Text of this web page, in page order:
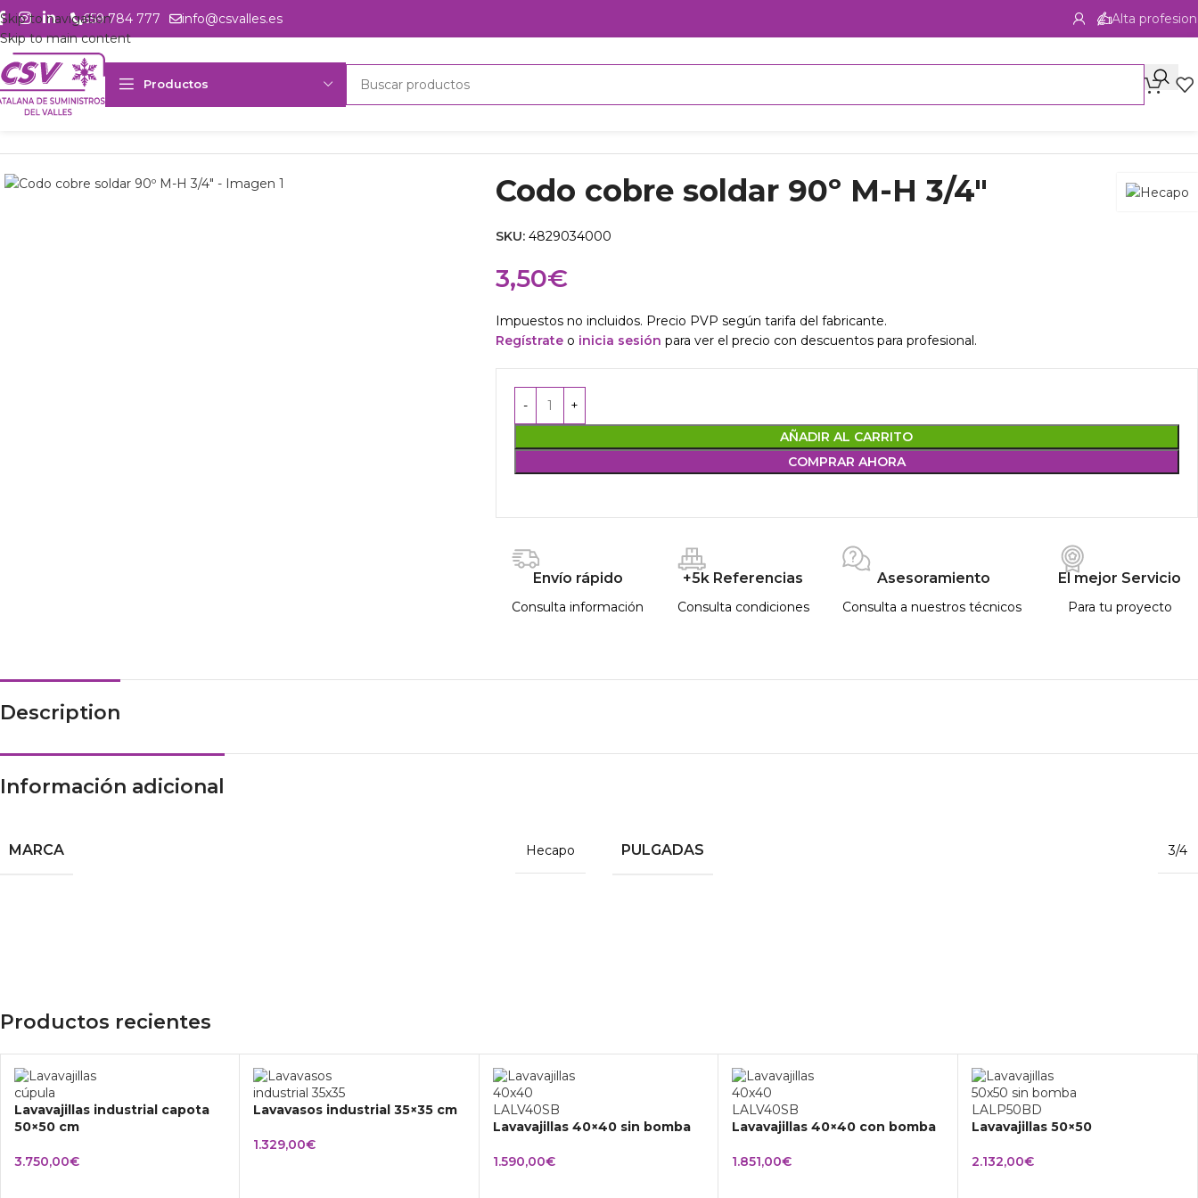
Skip to navigation
Skip to main content
659 784 777 info@csvalles.es Alta
Productos
Inicio Productos
Codo cobre soldar 90º M-H 3/4″
SKU: 4829034000
3,50€
Impuestos no incluidos. Precio PVP según tarifa del fabricante.
Regístrateo inicia sesión para ver el precio con descuentos para profesional.
AÑADIR AL CARRITO
COMPRAR AHORA
Envío rápido
Consulta información
+5k Referencias
Consulta condiciones
Asesoramiento
Consulta a nuestros técnicos
El mejor Servicio
Para tu proyecto
Description
Información adicional
MARCA Hecapo PULGADAS 3/4
Productos recientes
Lavavajillas industrial capota
50×50 cm
3.750,00€
Lavavasos industrial 35×35 cm
1.329,00€
Lavavajillas 40×40 sin bomba
1.590,00€
Lavavajillas 40×40 con bomba
1.851,00€
Lavavajillas 50×50
2.132,00€